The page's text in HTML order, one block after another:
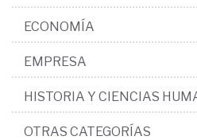
ECONOMÍA
EMPRESA
HISTORIA Y CIENCIAS
OTRAS CATEGORÍAS